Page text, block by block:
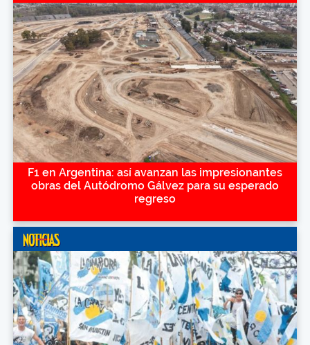
F1 en Argentina: así avanzan las impresionantes
obras del Autódromo Gálvez para su esperado
regreso